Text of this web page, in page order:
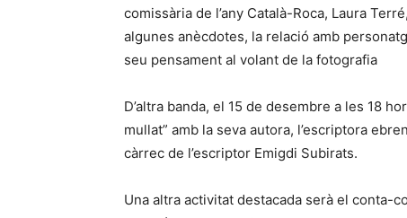
comissària de l’any Català-Roca, Laura
algunes anècdotes, la relació amb
seu pensament al volant de la fotografia
D’altra banda, el 15 de desembre a les 18
mullat” amb la seva autora, l’escriptora
càrrec de l’escriptor Emigdi Subirats.
Una altra activitat destacada serà el conta-